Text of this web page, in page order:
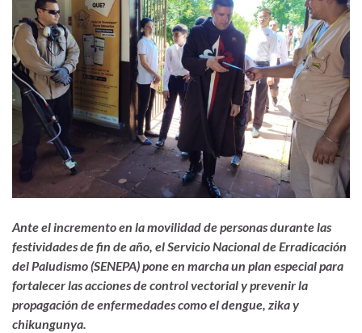
Ante el incremento en la movilidad de personas durante las
festividades de fin de año, el Servicio Nacional de Erradicación
del Paludismo (SENEPA) pone en marcha un plan especial para
fortalecer las acciones de control vectorial y prevenir la
propagación de enfermedades como el dengue, zika y
chikungunya.